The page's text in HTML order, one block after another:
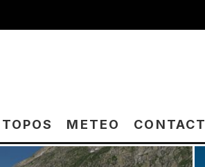
TOPOS METEO CONTACT